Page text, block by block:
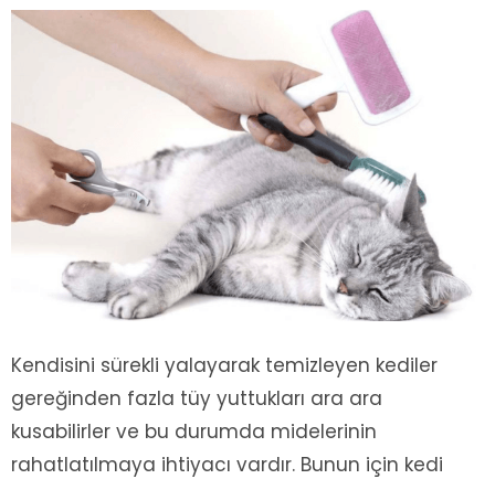
Kendisini sürekli yalayarak temizleyen kediler
gereğinden fazla tüy yuttukları ara ara
kusabilirler ve bu durumda midelerinin
rahatlatılmaya ihtiyacı vardır. Bunun için kedi